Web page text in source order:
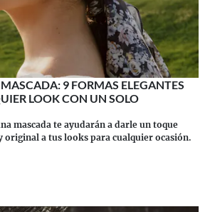
9 FORMAS ELEGANTES
LOOK CON UN SOLO
mascada te ayudarán a darle un toque
original a tus looks para cualquier ocasión.